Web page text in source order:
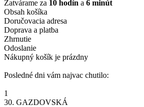
Zatvárame za 10 hodín a 6 minút
Obsah košíka
Doručovacia adresa
Doprava a platba
Zhrnutie
Odoslanie
Nákupný košík je prázdny
Posledné dni vám najvac chutilo:
1
30. GAZDOVSKÁ